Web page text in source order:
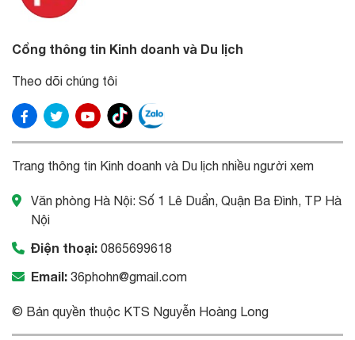
Cổng thông tin Kinh doanh và Du lịch
Theo dõi chúng tôi
Trang thông tin Kinh doanh và Du lịch nhiều người xem
Văn phòng Hà Nội: Số 1 Lê Duẩn, Quận Ba Đình, TP Hà
Nội
Điện thoại: 0865699618
Email: 36phohn@gmail.com
© Bản quyền thuộc KTS Nguyễn Hoàng Long